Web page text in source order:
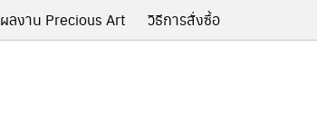
ผลงาน Precious Art วิธีการสั่งซื้อ